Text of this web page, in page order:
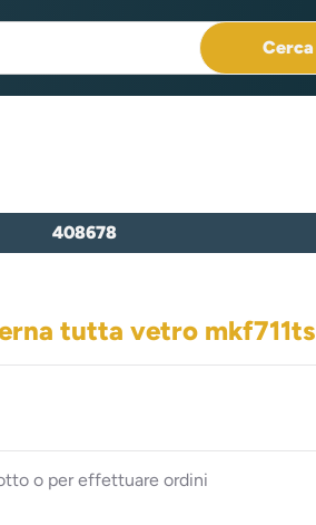
Cerca
408678
tutta vetro mkf711ts
o per effettuare ordini